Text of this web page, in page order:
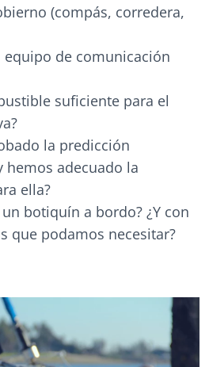
(compás, corredera,
equipo de comunicación
suficiente para el
la predicción
hemos adecuado la
ella?
botiquín a bordo? ¿Y con
que podamos necesitar?